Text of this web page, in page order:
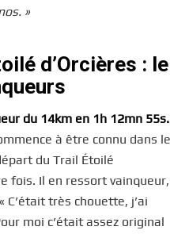
»
d’Orcières : le
du 14km en 1h 12mn 55s.
à être connu dans le
du Trail Étoilé
fois. Il en ressort vainqueur,
très chouette, j’ai
moi c’était assez original